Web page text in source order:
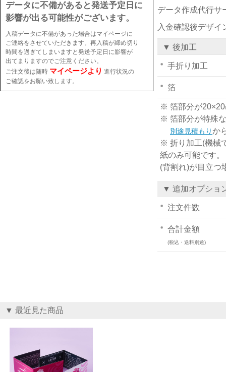
データに不備があると発送予定日に
影響が出る可能性がございます。
入稿データに不備があった場合はマイページに
ご連絡をさせていただきます。再入稿が締め切り
時間を過ぎてしまいますと発送予定日に影響が
出てまりますのでご注意ください。
ご注文後は随時 マイページより 進行状況の
ご確認をお願い致します。
データ作成代行サ
入金確認後デザイ
▼ 後加工
手折り加工
箔
※ 箔部分が20×20
※ 箔部分が特殊
別途見積もりか
※ 折り加工(機械
紙のみ可能です
(背割れ)が目立つ
▼ 追加オプショ
注文件数
合計金額
(税込・送料別途)
▼ 最近見た商品